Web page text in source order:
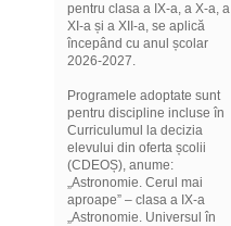
pentru clasa a IX-a, a X-a, a
XI-a și a XII-a, se aplică
începând cu anul școlar
2026-2027.
Programele adoptate sunt
pentru discipline incluse în
Curriculumul la decizia
elevului din oferta școlii
(CDEOȘ), anume:
„Astronomie. Cerul mai
aproape” – clasa a IX-a
„Astronomie. Universul în